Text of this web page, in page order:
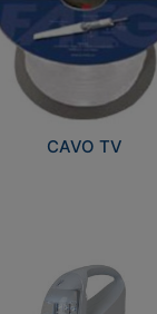
CAVO TV